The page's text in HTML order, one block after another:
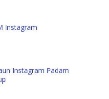
Instagram
Instagram Padam